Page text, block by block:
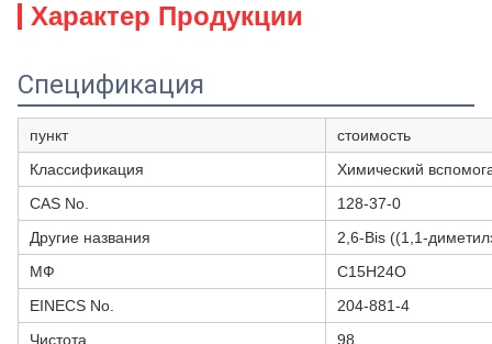
Характер Продукции
Спецификация
пункт
стоимость
Классификация
Химический
CAS No.
128-37-0
Другие названия
2,6-Bis ((1,1-
МФ
C15H24O
EINECS No.
204-881-4
Чистота
98